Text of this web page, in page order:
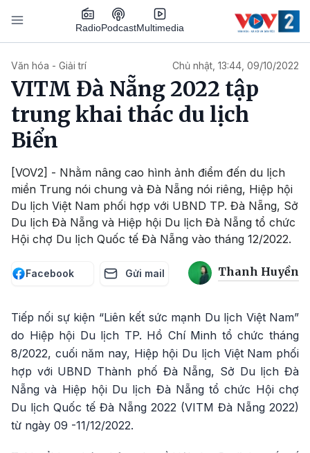
Nhảy đến nội dung
RadioPodcastMultimedia
Văn hóa - Giải trí Chủ nhật, 13:44, 09/10/2022
VITM Đà Nẵng 2022 tập
trung khai thác du lịch
Biển
[VOV2] - Nhằm nâng cao hình ảnh điểm đến du lịch
miền Trung nói chung và Đà Nẵng nói riêng, Hiệp hội
Du lịch Việt Nam phối hợp với UBND TP. Đà Nẵng, Sở
Du lịch Đà Nẵng và Hiệp hội Du lịch Đà Nẵng tổ chức
Hội chợ Du lịch Quốc tế Đà Nẵng vào tháng 12/2022.
Facebook Gửi mail Thanh Huyền
Tiếp nối sự kiện “Liên kết sức mạnh Du lịch Việt Nam”
do Hiệp hội Du lịch TP. Hồ Chí Minh tổ chức tháng
8/2022, cuối năm nay, Hiệp hội Du lịch Việt Nam phối
hợp với UBND Thành phố Đà Nẵng, Sở Du lịch Đà
Nẵng và Hiệp hội Du lịch Đà Nẵng tổ chức Hội chợ
Du lịch Quốc tế Đà Nẵng 2022 (VITM Đà Nẵng 2022)
từ ngày 09 -11/12/2022.